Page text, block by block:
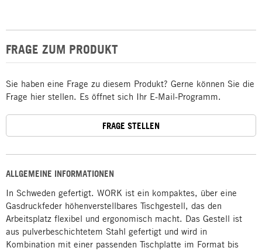
ALLGEMEINE INFORMATIONEN
In Schweden gefertigt. WORK ist ein kompaktes, über eine
Gasdruckfeder höhenverstellbares Tischgestell, das den
Arbeitsplatz flexibel und ergonomisch macht. Das Gestell ist
aus pulverbeschichtetem Stahl gefertigt und wird in
Kombination mit einer passenden Tischplatte im Format bis
FRAGE ZUM PRODUKT
Sie haben eine Frage zu diesem Produkt? Gerne können Sie die
Frage hier stellen. Es öffnet sich Ihr E-Mail-Programm.
FRAGE STELLEN